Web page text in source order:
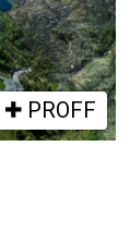
PROFF